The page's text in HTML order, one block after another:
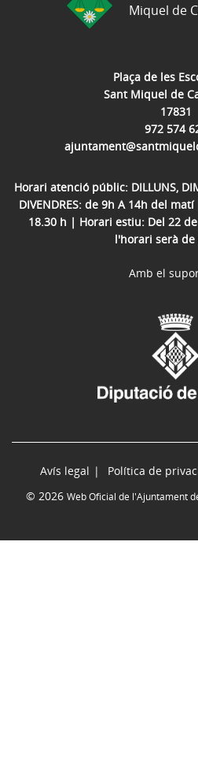
Plaça de les
Sant Miquel de
17831
972 574
Horari atenció públic: DILLUNS,
DIVENDRES: de 9h A 14h del
18.30 h | Horari estiu: Del 22
l'horari serà de
Miquel de
Avís legal Política de
© 2026 Web Oficial de l'Ajuntament
Amb el